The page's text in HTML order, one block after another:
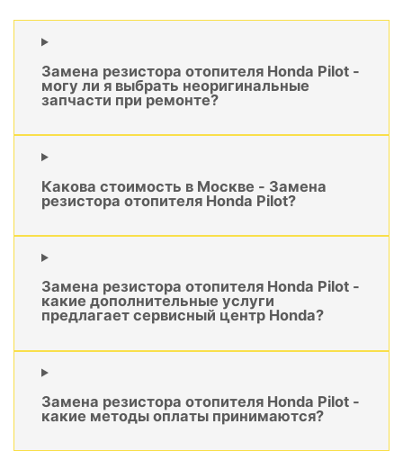
Замена резистора отопителя Honda Pilot -
могу ли я выбрать неоригинальные
запчасти при ремонте?
Какова стоимость в Москве - Замена
резистора отопителя Honda Pilot?
Замена резистора отопителя Honda Pilot -
какие дополнительные услуги
предлагает сервисный центр Honda?
Замена резистора отопителя Honda Pilot -
какие методы оплаты принимаются?